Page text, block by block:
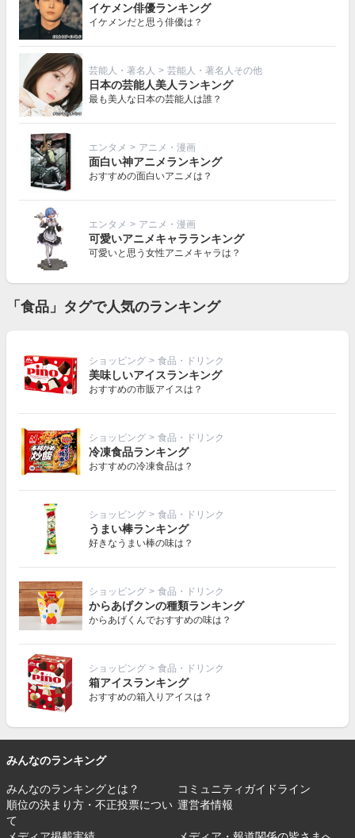
イケメン俳優ランキング
イケメンだと思う俳優は？
芸能人・著名人 > 芸能人・著名人その他
日本の芸能人美人ランキング
最も美人な日本の芸能人は誰？
エンタメ > アニメ・漫画
面白い神アニメランキング
おすすめの面白いアニメは？
エンタメ > アニメ・漫画
可愛いアニメキャラランキング
可愛いと思う女性アニメキャラは？
「食品」タグで人気のランキング
ショッピング > 食品・ドリンク
美味しいアイスランキング
おすすめの市販アイスは？
ショッピング > 食品・ドリンク
冷凍食品ランキング
おすすめの冷凍食品は？
ショッピング > 食品・ドリンク
うまい棒ランキング
好きなうまい棒の味は？
ショッピング > 食品・ドリンク
からあげクンの種類ランキング
からあげくんでおすすめの味は？
ショッピング > 食品・ドリンク
箱アイスランキング
おすすめの箱入りアイスは？
みんなのランキング
みんなのランキングとは？
コミュニティガイドライン
順位の決まり方・不正投票につい
て
運営者情報